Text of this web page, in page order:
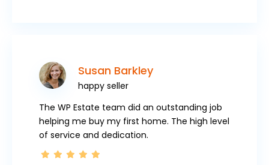
Susan Barkley
happy seller
The WP Estate team did an outstanding job
helping me buy my first home. The high level
of service and dedication.